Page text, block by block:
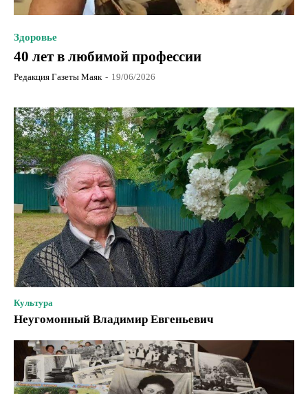
Здоровье
40 лет в любимой профессии
Редакция Газеты Маяк - 19/06/2026
Культура
Неугомонный Владимир Евгеньевич